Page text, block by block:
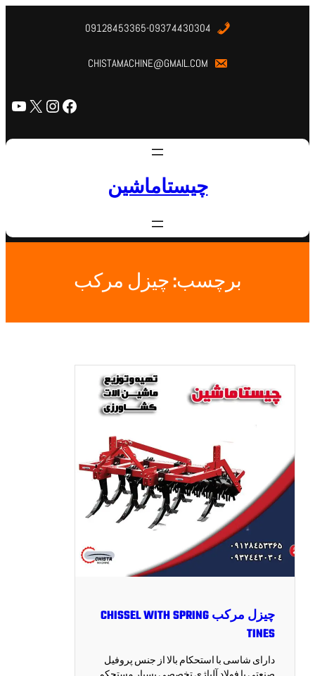
09128453365-09374430304
CHISTAMACHINE@GMAIL.COM
چیستاماشین
برچسب:چیزل مرکب
چیزل مرکب CHISSEL WITH SPRING
TINES
دارای شاسی با استحکام بالا از جنس پروفیل